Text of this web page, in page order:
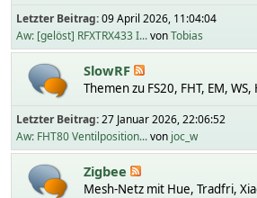
Letzter Beitrag:09 April 2026, 11:04:04
Aw: [gelöst] RFXTRX433 I...vonTobias
SlowRF
Themen zu FS20, FHT, EM, WS,
Letzter Beitrag:27 Januar 2026, 22:06:52
Aw: FHT80 Ventilposition...von joc_w
Zigbee
Mesh-Netz mit Hue, Tradfri,